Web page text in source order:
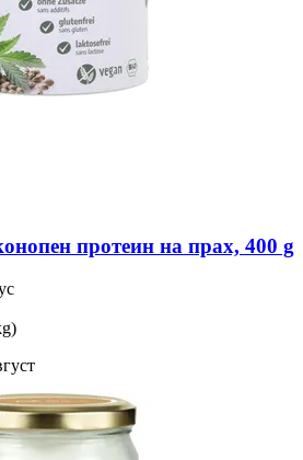
протеин на прах, 400 g